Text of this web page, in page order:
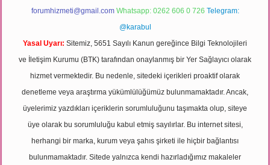
forumhizmeti@gmail.com Whatsapp: 0262 606 0 726 Telegram:
@karabul
Yasal Uyarı: Sitemiz, 5651 Sayılı Kanun gereğince Bilgi Teknolojileri
ve İletişim Kurumu (BTK) tarafından onaylanmış bir Yer Sağlayıcı olarak
hizmet vermektedir. Bu nedenle, sitedeki içerikleri proaktif olarak
denetleme veya araştırma yükümlülüğümüz bulunmamaktadır. Ancak,
üyelerimiz yazdıkları içeriklerin sorumluluğunu taşımakta olup, siteye
üye olarak bu sorumluluğu kabul etmiş sayılırlar. Bu internet sitesi,
herhangi bir marka, kurum veya şahıs şirketi ile hiçbir bağlantısı
bulunmamaktadır. Sitede yalnızca kendi hazırladığımız makaleler